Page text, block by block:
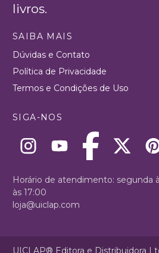
livros.
SAIBA MAIS
Dúvidas e Contato
Política de Privacidade
Termos e Condições de Uso
SIGA-NOS
Horário de atendimento: segunda
às 17:00
loja@uiclap.com
UICLAP® Editora e Distribuidora